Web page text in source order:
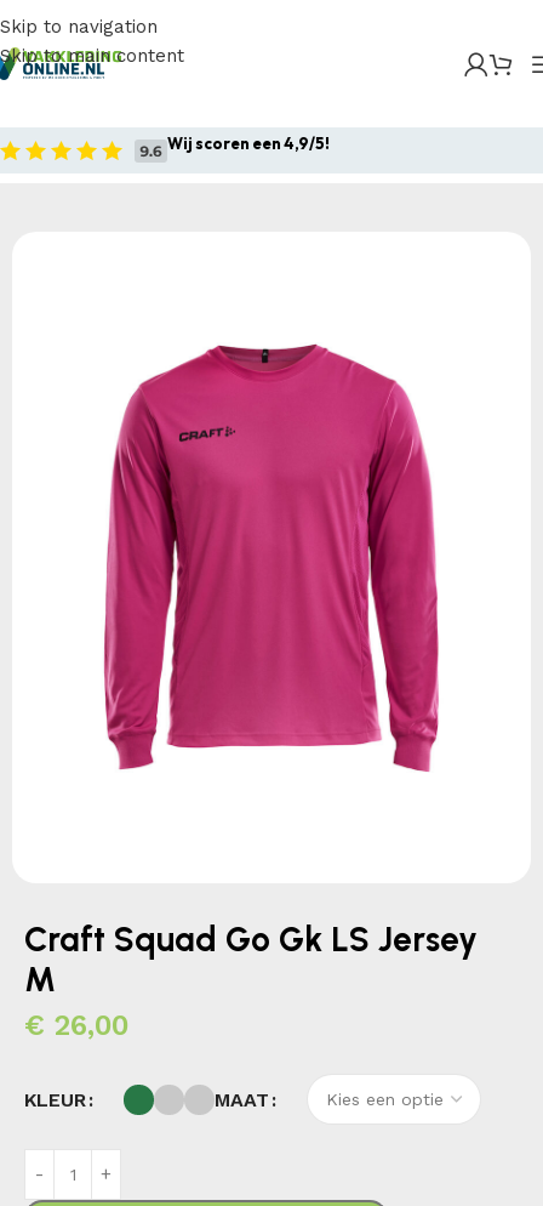
Skip to navigation
Skip to main content
Wij scoren een 4,9/5!
LS Jersey M
Craft Squad Go Gk LS Jersey
M
€ 26,00
KLEUR MAAT